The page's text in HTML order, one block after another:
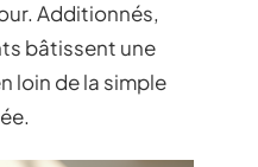
Additionnés,
bâtissent une
loin de la simple